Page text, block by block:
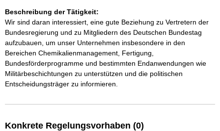
Beschreibung der Tätigkeit:
Wir sind daran interessiert, eine gute Beziehung zu Vertretern der
Bundesregierung und zu Mitgliedern des Deutschen Bundestag
aufzubauen, um unser Unternehmen insbesondere in den
Bereichen Chemikalienmanagement, Fertigung,
Bundesförderprogramme und bestimmten Endanwendungen wie
Militärbeschichtungen zu unterstützen und die politischen
Entscheidungsträger zu informieren.
Konkrete Regelungsvorhaben (0)